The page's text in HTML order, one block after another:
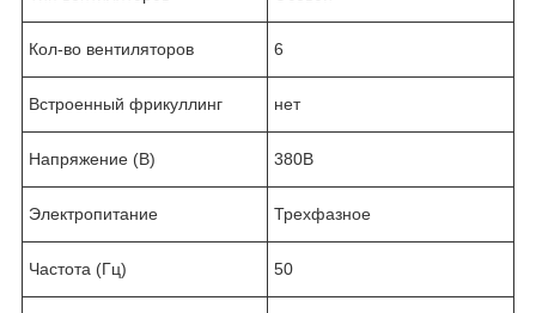
Кол-во вентиляторов 6
Встроенный фрикуллинг нет
Напряжение (В) 380В
Электропитание Трехфазное
Частота (Гц) 50